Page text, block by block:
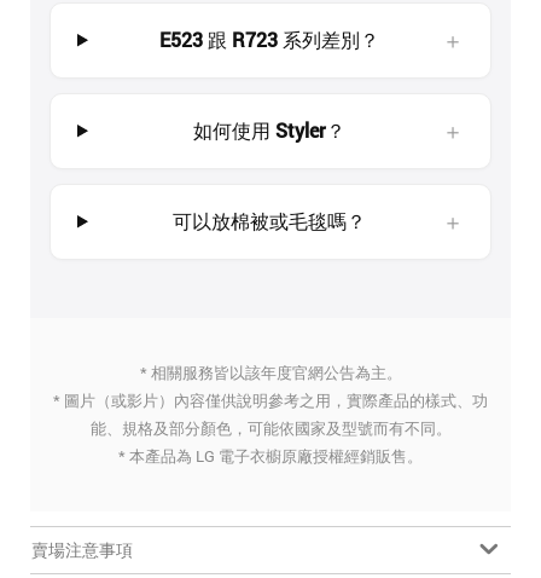
E523 跟 R723 系列差別？ ＋
如何使用 Styler？ ＋
可以放棉被或毛毯嗎？ ＋
* 相關服務皆以該年度官網公告為主。
* 圖片（或影片）內容僅供說明參考之用，實際產品的樣式、功
能、規格及部分顏色，可能依國家及型號而有不同。
* 本產品為 LG 電子衣櫥原廠授權經銷販售。
賣場注意事項